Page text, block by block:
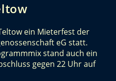
ein Mieterfest der
eG statt.
stand auch ein
gegen 22 Uhr auf